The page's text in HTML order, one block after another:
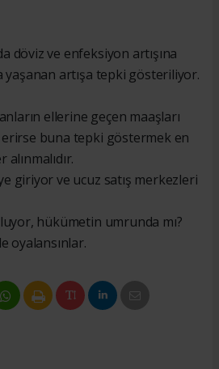
döviz ve enfeksiyon artışına
yaşanan artışa tepki gösteriliyor.
ellerine geçen maaşları
erirse buna tepki göstermek en
giriyor ve ucuz satış merkezleri
hükümetin umrunda mı?
oyalansınlar.